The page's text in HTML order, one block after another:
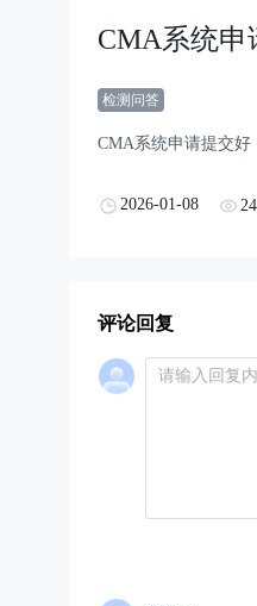
CMA系统申
检测问答
CMA系统申请提交好
2026-01-08
评论回复